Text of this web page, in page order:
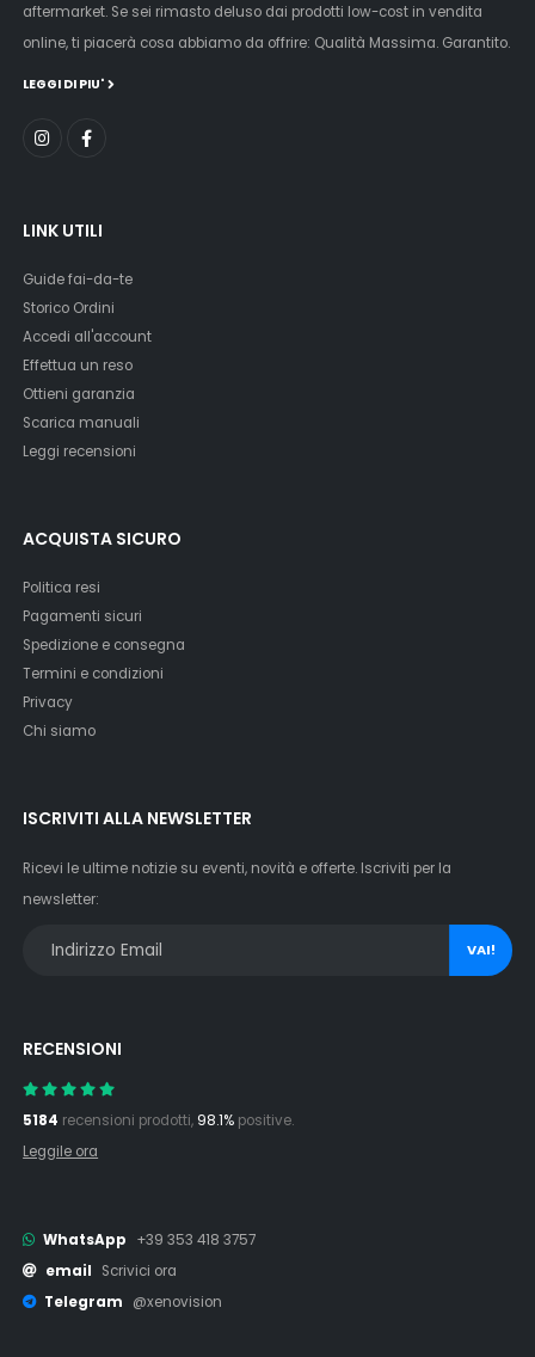
aftermarket. Se sei rimasto deluso dai prodotti low-cost in vendita
online, ti piacerà cosa abbiamo da offrire: Qualità Massima. Garantito.
LEGGI DI PIU'
LINK UTILI
Guide fai-da-te
Storico Ordini
Accedi all'account
Effettua un reso
Ottieni garanzia
Scarica manuali
Leggi recensioni
ACQUISTA SICURO
Politica resi
Pagamenti sicuri
Spedizione e consegna
Termini e condizioni
Privacy
Chi siamo
ISCRIVITI ALLA NEWSLETTER
Ricevi le ultime notizie su eventi, novità e offerte. Iscriviti per la
newsletter:
VAI!
RECENSIONI
5184 recensioni prodotti, 98.1% positive.
Leggile ora
WhatsApp
+39 353 418 3757
email
Scrivici ora
Telegram
@xenovision